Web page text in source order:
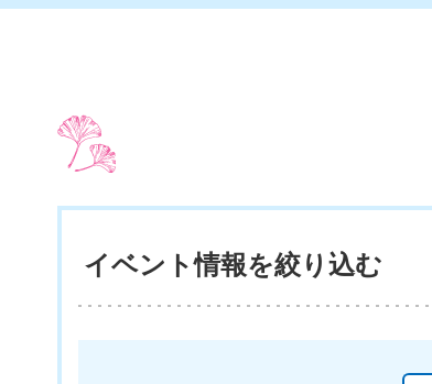
イベント情報を絞り込む